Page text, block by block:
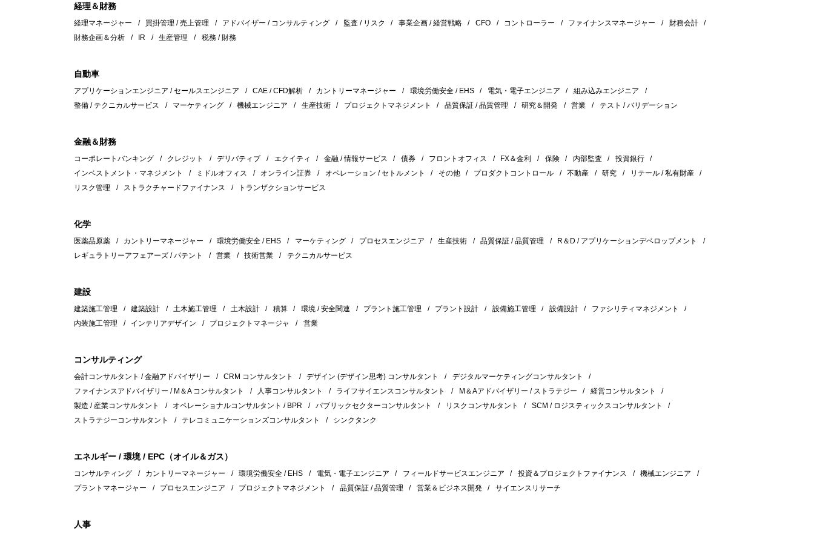
経理＆財務
経理マネージャー 買掛管理 / 売上管理 アドバイザー / コンサルティング 監査 / リスク 事業企画 / 経営戦略 CFO コントローラー ファイナンスマネージャー
財務会計
財務企画＆分析
IR 生産管理 税務 / 財務
自動車
アプリケーションエンジニア / セールスエンジニア CAE / CFD解析 カントリーマネージャー 環境労働安全 / EHS 電気・電子エンジニア
組み込みエンジニア
整備 / テクニカルサービス
マーケティング 機械エンジニア 生産技術 プロジェクトマネジメント 品質保証 / 品質管理 研究＆開発 営業 テスト / バリデーション
金融＆財務
コーポレートバンキング クレジット デリバティブ エクイティ 金融 / 情報サービス 債券 フロントオフィス FX＆金利 保険 内部監査
投資銀行
インベストメント・マネジメント
ミドルオフィス オンライン証券 オペレーション / セトルメント その他 プロダクトコントロール 不動産 研究
リテール / 私有財産
リスク管理
ストラクチャードファイナンス トランザクションサービス
化学
医薬品原薬 カントリーマネージャー 環境労働安全 / EHS マーケティング プロセスエンジニア 生産技術 品質保証 / 品質管理
R＆D / アプリケーションデベロップメント
レギュラトリーアフェアーズ / パテント
営業 技術営業 テクニカルサービス
建設
建築施工管理 建築設計 土木施工管理 土木設計 積算 環境 / 安全関連 プラント施工管理 プラント設計 設備施工管理 設備設計
ファシリティマネジメント
内装施工管理
インテリアデザイン プロジェクトマネージャ 営業
コンサルティング
会計コンサルタント / 金融アドバイザリー CRM コンサルタント デザイン (デザイン思考) コンサルタント
デジタルマーケティングコンサルタント
ファイナンスアドバイザリー / M＆A コンサルタント
人事コンサルタント ライフサイエンスコンサルタント M＆Aアドバイザリー / ストラテジー
経営コンサルタント
製造 / 産業コンサルタント
オペレーショナルコンサルタント / BPR パブリックセクターコンサルタント リスクコンサルタント
SCM / ロジスティックスコンサルタント
ストラテジーコンサルタント
テレコミュニケーションズコンサルタント シンクタンク
エネルギー / 環境 / EPC（オイル＆ガス）
コンサルティング カントリーマネージャー 環境労働安全 / EHS 電気・電子エンジニア フィールドサービスエンジニア 投資＆プロジェクトファイナンス
機械エンジニア
プラントマネージャー
プロセスエンジニア プロジェクトマネジメント 品質保証 / 品質管理 営業＆ビジネス開発 サイエンスリサーチ
人事